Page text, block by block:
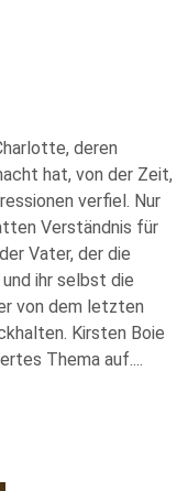
deren
hat, von der Zeit,
verfiel. Nur
Verständnis für
Vater, der die
ihr selbst die
von dem letzten
Kirsten Boie
Thema auf....